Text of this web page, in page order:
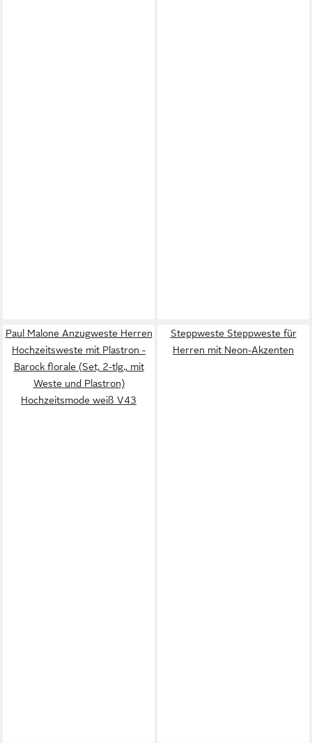
Paul Malone Anzugweste Herren
Hochzeitsweste mit Plastron -
Barock florale (Set, 2-tlg., mit
Weste und Plastron)
Hochzeitsmode weiß V43
Steppweste Steppweste für
Herren mit Neon-Akzenten